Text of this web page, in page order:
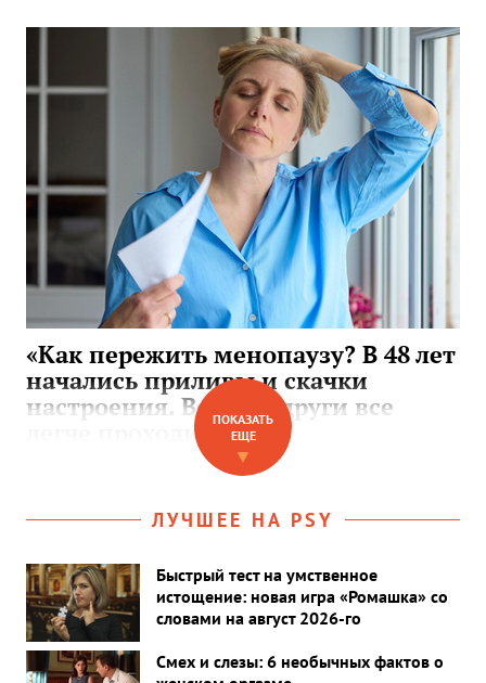
«Как пережить менопаузу? В 48 лет
начались приливы и скачки
настроения. Вот у подруги все
легче проходит»ПОКАЗАТЬ
ЕЩЕ
▼
ЛУЧШЕЕ НА PSY
Быстрый тест на умственное
истощение: новая игра «Ромашка» со
словами на август 2026-го
Смех и слезы: 6 необычных фактов о